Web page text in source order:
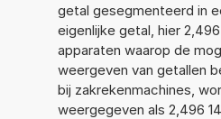
getal gesegmenteerd in
eigenlijke getal, hier
apparaten waarop de
weergeven van getallen
bij zakrekenmachines,
weergegeven als 2,496